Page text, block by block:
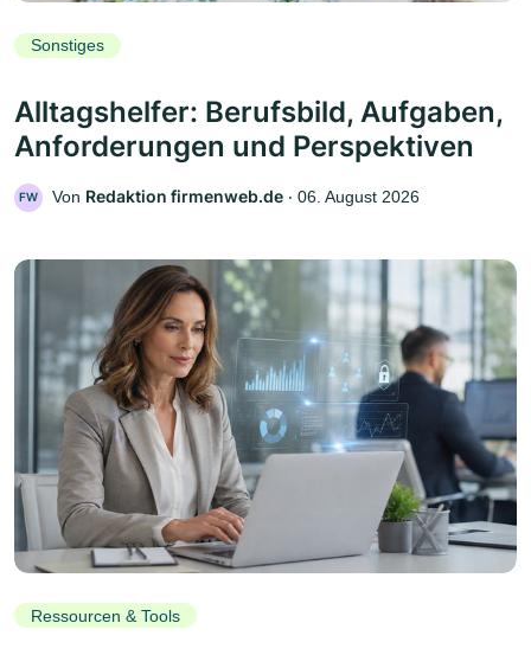
Sonstiges
Alltagshelfer: Berufsbild, Aufgaben,
Anforderungen und Perspektiven
FW Von Redaktion firmenweb.de ‧ 06. August 2026
Ressourcen & Tools